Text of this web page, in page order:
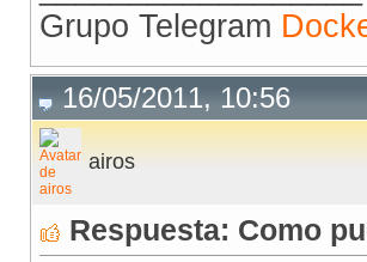
Grupo Telegram
16/05/2011, 10:56
airos
Respuesta: Como